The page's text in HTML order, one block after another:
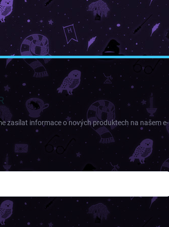
zasílat informace o nových produktech na našem e-